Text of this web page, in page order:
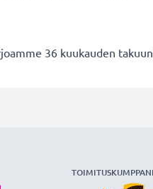
36 kuukauden